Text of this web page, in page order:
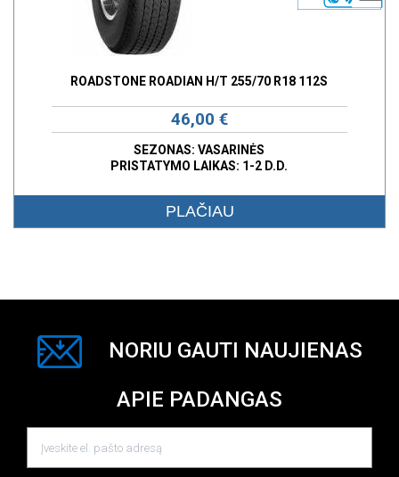
ROADSTONE ROADIAN H/T 255/70 R18 112S
46,00 €
SEZONAS: VASARINĖS
PRISTATYMO LAIKAS: 1-2 D.D.
PLAČIAU
NORIU GAUTI NAUJIENAS
APIE PADANGAS